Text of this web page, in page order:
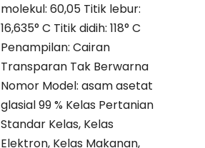
molekul: 60,05 Titik lebur:
16,635° C Titik didih: 118° C
Penampilan: Cairan
Transparan Tak Berwarna
Nomor Model: asam asetat
glasial 99 % Kelas Pertanian
Standar Kelas, Kelas
Elektron, Kelas Makanan,